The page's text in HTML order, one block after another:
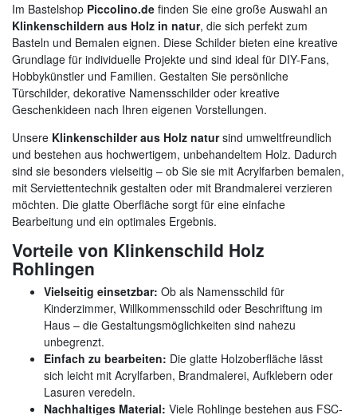
Im Bastelshop Piccolino.de finden Sie eine große Auswahl an
Klinkenschildern aus Holz in natur, die sich perfekt zum
Basteln und Bemalen eignen. Diese Schilder bieten eine kreative
Grundlage für individuelle Projekte und sind ideal für DIY-Fans,
Hobbykünstler und Familien. Gestalten Sie persönliche
Türschilder, dekorative Namensschilder oder kreative
Geschenkideen nach Ihren eigenen Vorstellungen.
Unsere Klinkenschilder aus Holz natursind umweltfreundlich
und bestehen aus hochwertigem, unbehandeltem Holz. Dadurch
sind sie besonders vielseitig – ob Sie sie mit Acrylfarben bemalen,
mit Serviettentechnik gestalten oder mit Brandmalerei verzieren
möchten. Die glatte Oberfläche sorgt für eine einfache
Bearbeitung und ein optimales Ergebnis.
Vorteile von Klinkenschild Holz
Rohlingen
Vielseitig einsetzbar: Ob als Namensschild für
Kinderzimmer, Willkommensschild oder Beschriftung im
Haus – die Gestaltungsmöglichkeiten sind nahezu
unbegrenzt.
Einfach zu bearbeiten: Die glatte Holzoberfläche lässt
sich leicht mit Acrylfarben, Brandmalerei, Aufklebern oder
Lasuren veredeln.
Nachhaltiges Material: Viele Rohlinge bestehen aus FSC-